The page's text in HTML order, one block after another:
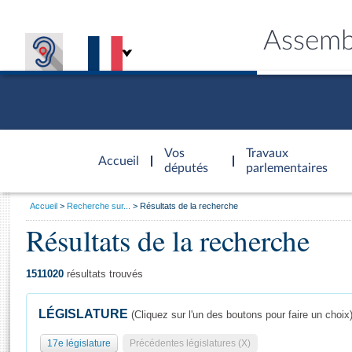
Accueil
d'accueil
Vos
députés
Travaux
parlementaires
Général
Vous
Accueil Recherche sur... Résultats de la recherche
Résultats de la recherche
1511020 résultats trouvés
LÉGISLATURE (Cliquez sur l'un des boutons pour faire un choix)
17e législature Précédentes législatures (X)